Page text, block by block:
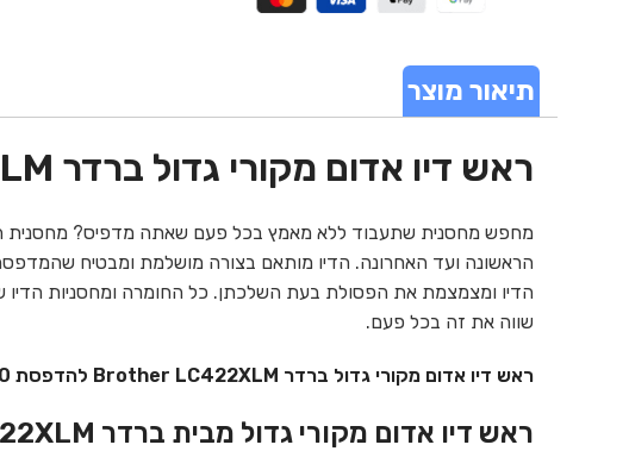
תיאור מוצר
ראש דיו אדום מקורי גדול ברדר Brother LC422XLM
שווה את זה בכל פעם.
ראש דיו אדום מקורי גדול ברדר Brother LC422XLM להדפסת 1,500 עמודים.
ראש דיו אדום מקורי גדול מבית ברדר Brother LC422XLM מתאים למדפסות :